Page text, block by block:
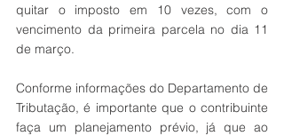
quitar o imposto em 10 vezes, com o
vencimento da primeira parcela no dia 11
de março.
Conforme informações do Departamento de
Tributação, é importante que o contribuinte
faça um planejamento prévio, já que ao